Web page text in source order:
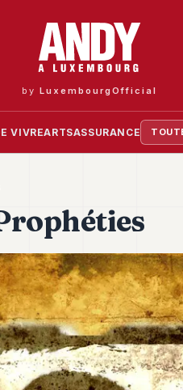
byLuxembourgOfficial
VIVREARTSASSURANCE